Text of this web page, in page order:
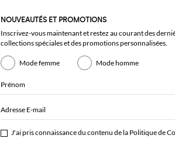
NOUVEAUTÉS ET PROMOTIONS
Inscrivez-vous maintenant et restez au courant des
collections spéciales et des promotions personnalisées.
Mode femme Mode homme
Prénom
Adresse E-mail
J'ai pris connaissance du contenu de la Politique de